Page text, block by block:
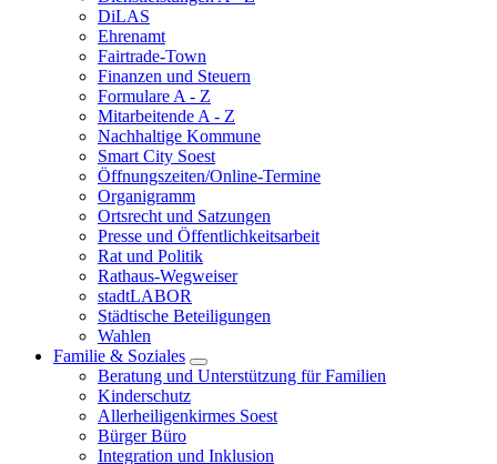
DiLAS
Ehrenamt
Fairtrade-Town
Finanzen und Steuern
Formulare A - Z
Mitarbeitende A - Z
Nachhaltige Kommune
Smart City Soest
Öffnungszeiten/Online-Termine
Organigramm
Ortsrecht und Satzungen
Presse und Öffentlichkeitsarbeit
Rat und Politik
Rathaus-Wegweiser
stadtLABOR
Städtische Beteiligungen
Wahlen
Familie & Soziales
Beratung und Unterstützung für Familien
Kinderschutz
Allerheiligenkirmes Soest
Bürger Büro
Integration und Inklusion